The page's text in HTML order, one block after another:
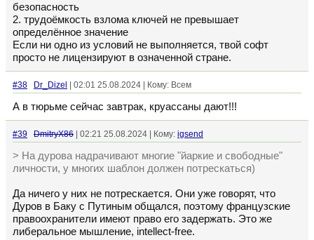
безопасность
2. трудоёмкость взлома ключей не превышает
определённое значение
Если ни одно из условий не выполняется, твой софт
просто не лицензируют в означенной стране.
#38 Dr_Dizel | 02:01 25.08.2024 | Кому: Всем
А в тюрьме сейчас завтрак, круассаны дают!!!
#39 DmitryX86 | 02:21 25.08.2024 | Кому: igsend
> На дурова надрачивают многие "йаркие и свободные"
личности, у многих шаблон должен потрескаться)
Да ничего у них не потрескается. Они уже говорят, что
Дуров в Баку с Путиным общался, поэтому французские
правоохранители имеют право его задержать. Это же
либеральное мышление, intellect-free.